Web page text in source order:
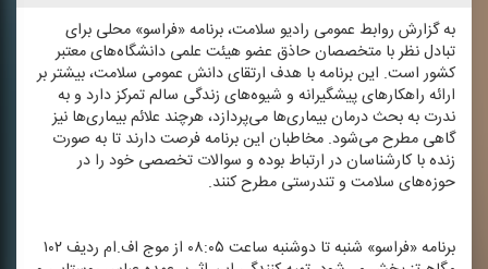
به گزارش روابط عمومی رادیو سلامت، برنامه «فراسو» محلی برای
تبادل نظر با متخصصان حاذق عضو هیئت علمی دانشگاه‌های معتبر
كشور است. این برنامه با هدف ارتقای دانش عمومی سلامت، بیشتر بر
ارائه راهكارهای پیشگیرانه و شیوه‌های زندگی سالم تمركز دارد و به
ندرت به بحث درمان بیماری‌ها می‌پردازد، هرچند علائم بیماری‌ها نیز
گاهی مطرح می‌شود. مخاطبان این برنامه فرصت دارند تا به صورت
زنده با كارشناسان در ارتباط بوده و سوالات تخصصی خود را در
حوزه‌های سلامت و تندرستی مطرح كنند.
برنامه «فراسو» شنبه‌ تا دوشنبه‌ ساعت ۰۸:۰۵ از موج اف.ام ردیف ۱۰۲